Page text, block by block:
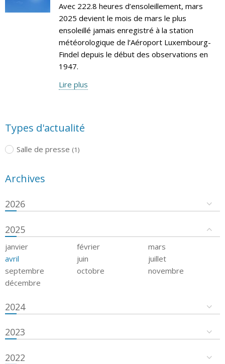
Avec 222.8 heures d’ensoleillement, mars
2025 devient le mois de mars le plus
ensoleillé jamais enregistré à la station
météorologique de l’Aéroport Luxembourg-
Findel depuis le début des observations en
1947.
Lire plus
Types d'actualité
Salle de presse (1)
Archives
2026
2025
janvier février
mars
avril
juin
juillet
septembre
octobre
novembre
décembre
2024
2023
2022